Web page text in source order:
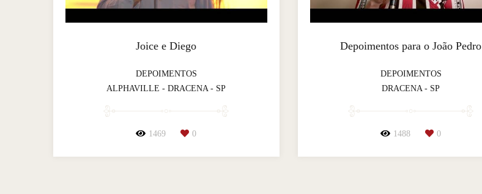
Joice e Diego
DEPOIMENTOS
ALPHAVILLE - DRACENA - SP
1469 0
Depoimentos para o João Pedro
DEPOIMENTOS
DRACENA - SP
1488 0